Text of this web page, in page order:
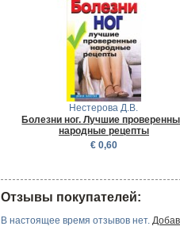
Нестерова Д.В.
Болезни ног. Лучшие
народные рецепты
€ 0,60
Отзывы покупателей:
В настоящее время отзывов нет.